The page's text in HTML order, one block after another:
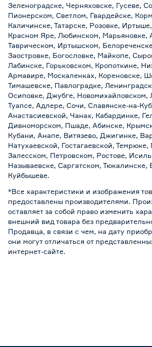
Зеленоградске, Черняховске, Гусеве,
Пионерском, Светлом, Гвардейске,
Каличинске, Татарске, Розовке,
Красном Яре, Любинском, Марьяновке,
Таврическом, Иртышском,
Заостровке, Богословке, Майкопе,
Лабинске, Горьковском, Кропоткине,
Армавире, Москаленках, Кореновске,
Тимашевске, Павлоградке,
Осиповке, Джубге, Новомихайловском,
Туапсе, Адлере, Сочи, Славянске-на-
Анастасиевской, Чанах, Кабардинке,
Дивноморском, Пшаде, Абинске,
Кубани, Анапе, Витязево, Джигинке,
Натухаевской, Гостагаевской,
Залесском, Петровском, Ростове,
Называевске, Саргатском, Тюкалинске,
Куйбышеве.
*Все характеристики и изображения
предоставлены производителями.
оставляет за собой право изменить
внешний вид товара без
Продавца, в связи с чем, на дату
они могут отличаться от
интернет-сайте.